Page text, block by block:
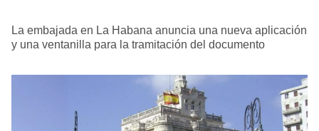
La embajada en La Habana anuncia una nueva aplicación
y una ventanilla para la tramitación del documento